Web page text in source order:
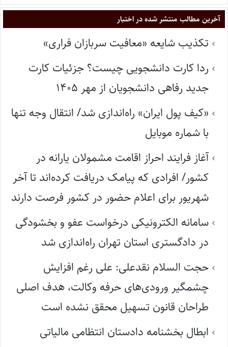
آخرین مطالب منتشر شده در اختبار
تکذیب شایعه «معافیت سربازان فراری»
ردا کارت دانشجویی چیست؟ جزئیات کارت
جدید رفاهی دانشجویان از مهر ۱۴۰۵
«کیف پول ایران» راه‌اندازی شد/ انتقال وجه تنها
با شماره موبایل
آغاز فرایند احراز اقامت مشمولان یارانه در
کشور/ افرادی که پیامک دریافت کرده‌اند تا آخر
شهریور برای اعلام حضور در کشور فرصت دارند
سامانه الکترونیکی درخواست عفو و بخشودگی
در دادگستری استان تهران راه‌اندازی شد
حجت السلام نقدعلی: علی رغم افزایش
چشمگیر ورودی‌های حرفه وکالت، هدف اصلی
طراحان قانون تسهیل محقق نشده است
ابطال بخشنامه دادستان انتظامی مالیاتی